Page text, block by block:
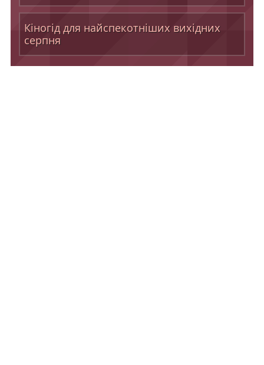
Кіногід для найспекотніших вихідних
серпня